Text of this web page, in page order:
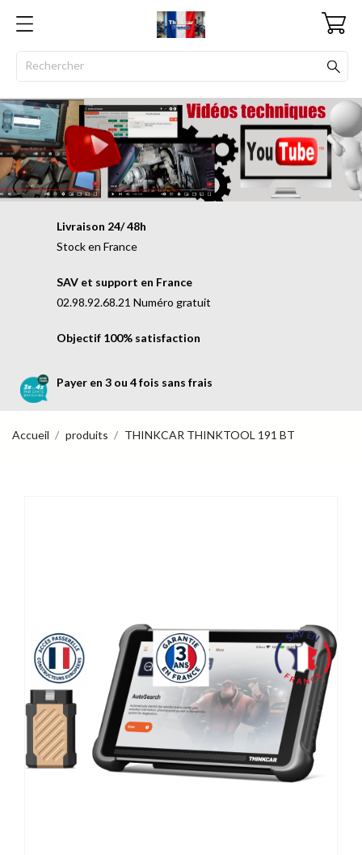
Livraison 24/ 48h
Stock en France
SAV et support en France
02.98.92.68.21 Numéro gratuit
Objectif 100% satisfaction
Payer en 3 ou 4 fois sans frais
Accueil produits THINKCAR THINKTOOL 191 BT